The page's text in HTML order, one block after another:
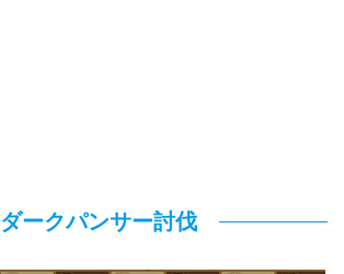
ダークパンサー討伐